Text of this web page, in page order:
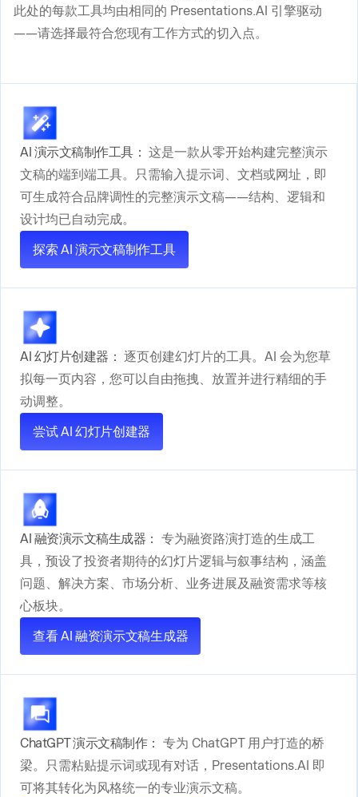
此处的每款工具均由相同的 Presentations.AI 引擎驱动
——请选择最符合您现有工作方式的切入点。
AI 演示文稿制作工具： 这是一款从零开始构建完整演示
文稿的端到端工具。只需输入提示词、文档或网址，即
可生成符合品牌调性的完整演示文稿——结构、逻辑和
设计均已自动完成。
探索 AI 演示文稿制作工具
AI 幻灯片创建器： 逐页创建幻灯片的工具。AI 会为您草
拟每一页内容，您可以自由拖拽、放置并进行精细的手
动调整。
尝试 AI 幻灯片创建器
AI 融资演示文稿生成器： 专为融资路演打造的生成工
具，预设了投资者期待的幻灯片逻辑与叙事结构，涵盖
问题、解决方案、市场分析、业务进展及融资需求等核
心板块。
查看 AI 融资演示文稿生成器
ChatGPT 演示文稿制作： 专为 ChatGPT 用户打造的桥
梁。只需粘贴提示词或现有对话，Presentations.AI 即
可将其转化为风格统一的专业演示文稿。